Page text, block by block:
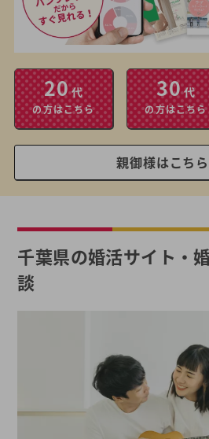
20代
の方はこちら
30代
の方はこちら
親御様はこち
千葉県の婚活サイト・
談